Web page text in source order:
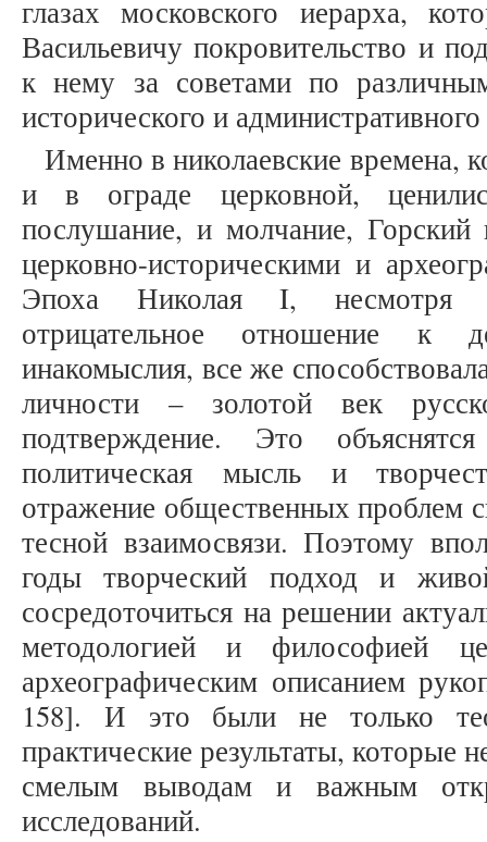
глазах московского иерарха,
Васильевичу покровительство и
к нему за советами по
исторического и
Именно в николаевские времена,
и в ограде церковной,
послушание, и молчание, Горский
церковно-историческими и
Эпоха Николая I, несмотря
отрицательное отношение к
инакомыслия, все же
личности – золотой век
подтверждение. Это
политическая мысль и
отражение общественных проблем
тесной взаимосвязи. Поэтому
годы творческий подход и
сосредоточиться на решении
методологией и философией
археографическим описанием
158]. И это были не только
практические результаты, которые
смелым выводам и важным
исследований.